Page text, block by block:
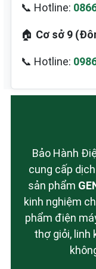
📞 Hotline:
🏠 Cơ sở 9
📞 Hotline:
Bảo Hành
cung cấp
sản phẩm
kinh nghiệm
phẩm điện
thợ giỏi, linh